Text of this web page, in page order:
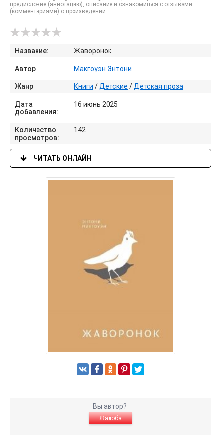
предисловие (аннотацию), описание и ознакомиться с отзывами
(комментариями) о произведении.
Название: Жаворонок
Автор Макгоуэн Энтони
Жанр Книги / Детские / Детская проза
Дата
добавления:
16 июнь 2025
Количество
просмотров:
142
ЧИТАТЬ ОНЛАЙН
Вы автор?
Жалоба